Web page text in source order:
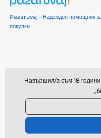
Pazaruvaj - Надежден помощник
покупки
© 2026 www.deeplove.bg
Навършил/а съм 18